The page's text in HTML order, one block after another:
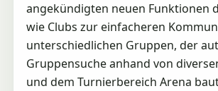
angekündigten neuen Funktionen
wie Clubs zur einfacheren
unterschiedlichen Gruppen, der
Gruppensuche anhand von
und dem Turnierbereich Arena